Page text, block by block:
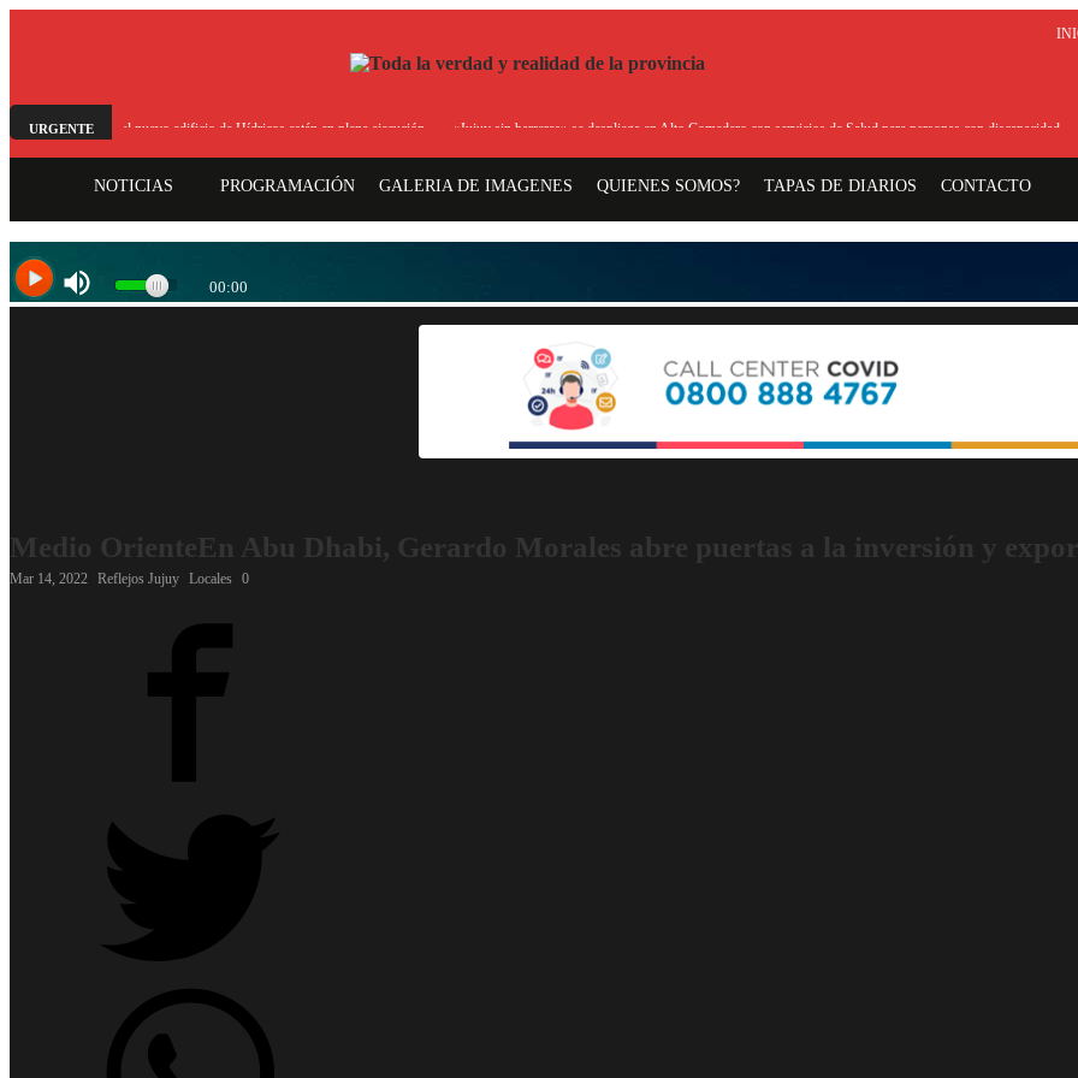
URGENTE
Las obras para el nuevo edificio de Hídricos están en plena ejecución «Jujuy sin barreras» se despliega en Alto Comedero con servicios de Salud para personas con discapacidad
NOTICIAS PROGRAMACIÓN GALERIA DE IMAGENES QUIENES SOMOS? TAPAS DE DIARIOS CONTACTO
Medio OrienteEn Abu Dhabi, Gerardo Morales abre puertas a la inversión y
Mar 14, 2022 Reflejos Jujuy Locales 0